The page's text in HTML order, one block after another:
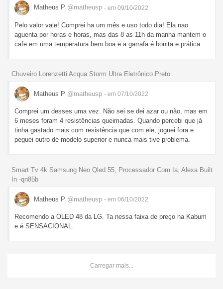
Matheus P @matheusp - em 09/10/2022
Pelo valor vale! Comprei ha um mês e uso todo dia! Ela nao
aguenta por horas e horas, mas das 8 as 11h da manha mantem o
cafe em uma temperatura bem boa e a garrafa é bonita e prática.
Chuveiro Lorenzetti Acqua Storm Ultra Eletrônico Preto
Matheus P @matheusp - em 07/10/2022
Comprei um desses uma vez. Não sei se dei azar ou não, mas em
6 meses foram 4 resistências queimadas. Quando percebi que já
tinha gastado mais com resistência que com ele, joguei fora e
peguei outro de modelo superior e nunca mais tive problema.
Smart Tv 4k Samsung Neo Qled 55, Processador Com Ia, Alexa Built
In -qn85b
Matheus P @matheusp - em 06/10/2022
Recomendo a OLED 48 da LG. Ta nessa faixa de preço na Kabum
e é SENSACIONAL.
Carregar mais...